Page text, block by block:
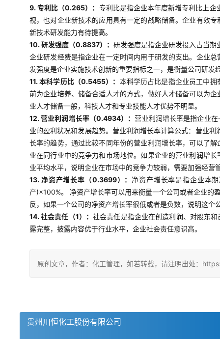
9. 专利比（0.265）： 专利比是指企业本年度新增专利比上
视，也对企业新技术的应用具有一定的战略储备。企业有效
新技术研发能力有待提高。
10. 研发强度（0.8837）： 研发强度是指企业研发投入占当
企业研发经费是指企业在一定时间内用于研发的支出。企业
发强度是企业实施技术创新的重要指标之一，是衡量公司研
11. 本科学历比（0.5455）： 本科学历占比是指企业员工中
前为企业培养、储备合适人才的方式，做好人才储备可以为
业人才储备一般，科技人才和专业技能人才优势不明显。
12. 营业利润增长率（0.4934）：营业利润增长率是指企业
业的盈利状况和发展趋势。营业利润增长率计算公式：营业
长率的趋势，通过比较不同年份的营业利润增长率，可以了
业在同行业中的竞争力和市场地位。如果企业的营业利润增
业平均水平，说明企业在市场中的竞争力较弱，需要加强经
13. 净资产增长率（0.3699）： 净资产增长率是指企业本
产)×100%。 净资产增长率可以用来衡量一个公司或者企业的
反，如果一个公司的净资产增长率很低或者是负数，说明这
14. 社会责任（1）：社会责任是指企业在创造利润、对股东
露完整，披露内容优于行业水平，企业社会责任意识高。
原创文章，作者：化工管理，如若转载，请注明出处：
贵州川恒化工股份有限公司